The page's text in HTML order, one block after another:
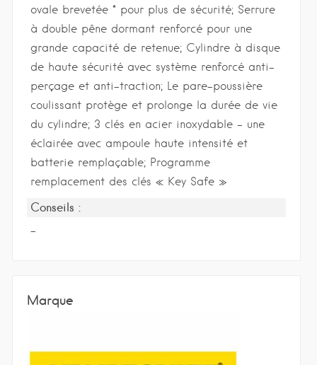
ovale brevetée * pour plus de sécurité; Serrure
à double pêne dormant renforcé pour une
grande capacité de retenue; Cylindre à disque
de haute sécurité avec système renforcé anti-
perçage et anti-traction; Le pare-poussière
coulissant protège et prolonge la durée de vie
du cylindre; 3 clés en acier inoxydable – une
éclairée avec ampoule haute intensité et
batterie remplaçable; Programme
remplacement des clés « Key Safe »
Conseils :
-
Marque